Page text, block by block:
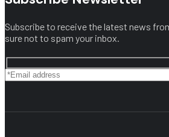
Subscribe to receive the latest news
sure not to spam your inbox.